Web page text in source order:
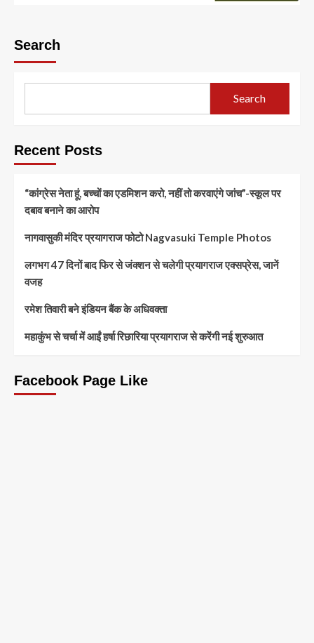
Search
Search
Recent Posts
“कांग्रेस नेता हूं, बच्चों का एडमिशन करो, नहीं तो करवाएंगे जांच”-स्कूल पर
दबाव बनाने का आरोप
नागवासुकी मंदिर प्रयागराज फोटो Nagvasuki Temple Photos
लगभग 47 दिनों बाद फिर से जंक्शन से चलेगी प्रयागराज एक्सप्रेस, जानें
वजह
रमेश तिवारी बने इंडियन बैंक के अधिवक्ता
महाकुंभ से चर्चा में आईं हर्षा रिछारिया प्रयागराज से करेंगी नई शुरुआत
Facebook Page Like